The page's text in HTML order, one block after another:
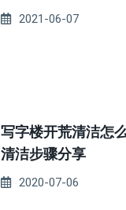
2021-06-07
写字楼开荒清洁怎
清洁步骤分享
2020-07-06